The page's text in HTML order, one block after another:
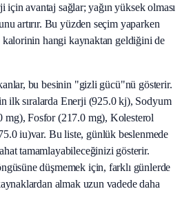
için avantaj sağlar; yağın yüksek olması
artırır. Bu yüzden seçim yaparken
hangi kaynaktan geldiğini de
bu besinin "gizli gücü"nü gösterir.
ilk sıralarda Enerji (925.0 kj), Sodyum
mg), Fosfor (217.0 mg), Kolesterol
iu)var. Bu liste, günlük beslenmede
tamamlayabileceğinizi gösterir.
düşmemek için, farklı günlerde
almak uzun vadede daha